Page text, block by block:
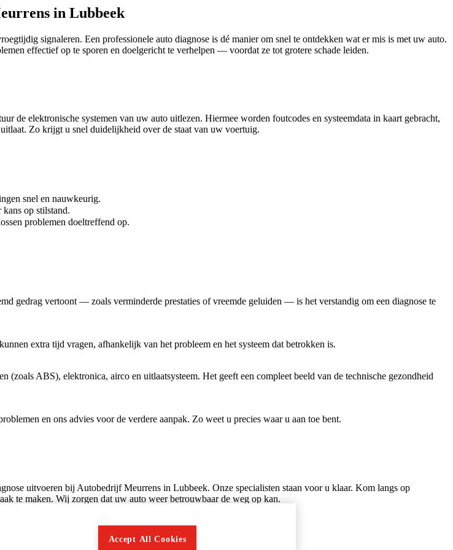
in Lubbeek
signaleren. Een professionele auto diagnose is dé manier om snel te ontdekken wat er mis is met uw auto.
effectief op te sporen en doelgericht te verhelpen — voordat ze tot grotere schade leiden.
de elektronische systemen van uw auto uitlezen. Hiermee worden foutcodes en systeemdata in kaart gebracht,
Zo krijgt u snel duidelijkheid over de staat van uw voertuig.
snel en nauwkeurig.
kans op stilstand.
problemen doeltreffend op.
gedrag vertoont — zoals verminderde prestaties of vreemde geluiden — is het verstandig om een diagnose te
extra tijd vragen, afhankelijk van het probleem en het systeem dat betrokken is.
(zoals ABS), elektronica, airco en uitlaatsysteem. Het geeft een compleet beeld van de technische gezondheid
en ons advies voor de verdere aanpak. Zo weet u precies waar u aan toe bent.
uitvoeren bij Autobedrijf Meurrens in Lubbeek. Onze specialisten staan voor u klaar. Kom langs op
te maken. Wij zorgen dat uw auto weer betrouwbaar de weg op kan.
Accept All Cookies